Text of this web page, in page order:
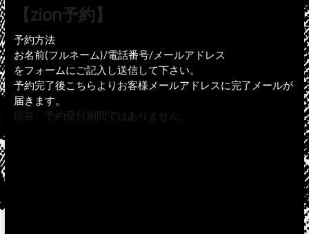
【zion予約】
予約方法
お名前(フルネーム)/電話番号/メールアドレス
をフォームにご記入し送信して下さい。
予約完了後こちらよりお客様メールアドレスに完了メールが
届きます。
現在、予約受付期間ではありません。